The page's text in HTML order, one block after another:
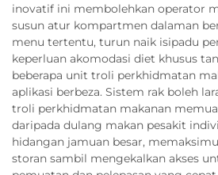
inovatif ini membolehkan operator
susun atur kompartmen dalaman
menu tertentu, turun naik isipadu
keperluan akomodasi diet khusus
beberapa unit troli perkhidmatan
aplikasi berbeza. Sistem rak boleh
troli perkhidmatan makanan
daripada dulang makan pesakit
hidangan jamuan besar,
storan sambil mengekalkan akses